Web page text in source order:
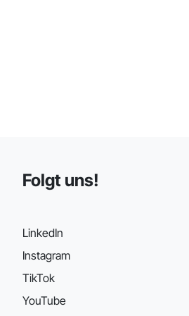
Folgt uns!
LinkedIn
Instagram
TikTok
YouTube